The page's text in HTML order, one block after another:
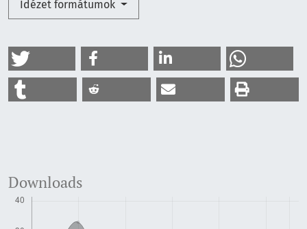
Idézet formátumok
Downloads